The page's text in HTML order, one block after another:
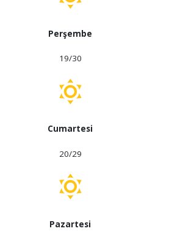
Perşembe
19/30
Cumartesi
20/29
Pazartesi